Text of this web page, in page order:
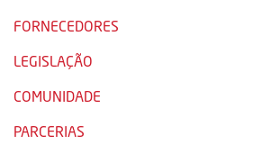
FORNECEDORES
LEGISLAÇÃO
COMUNIDADE
PARCERIAS